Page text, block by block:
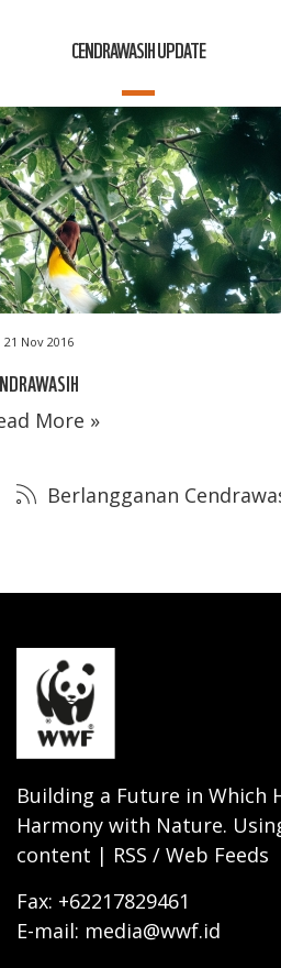
CENDRAWASIH UPDATE
21 Nov 2016
More »
Berlangganan
Building a Future in Which
Harmony with Nature.
content | RSS / Web Feeds
Fax: +62217829461
E-mail: media@wwf.id